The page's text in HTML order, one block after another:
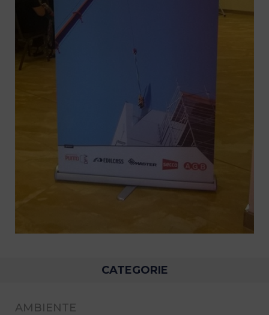
CATEGORIE
AMBIENTE